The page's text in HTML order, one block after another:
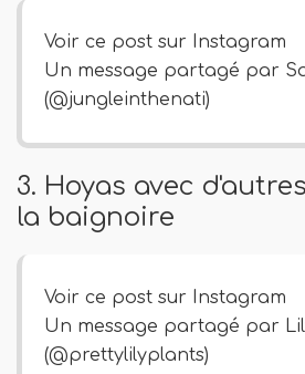
Voir ce post sur Instagram
Un message partagé par
(@jungleinthenati)
3. Hoyas avec
la baignoire
Voir ce post sur Instagram
Un message partagé par
(@prettylilyplants)